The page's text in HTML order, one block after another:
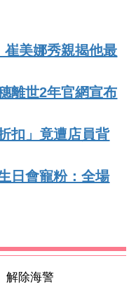
崔美娜秀親揭他最
離世2年官網宣布
扣」竟遭店員背
日會寵粉：全場
解除海警